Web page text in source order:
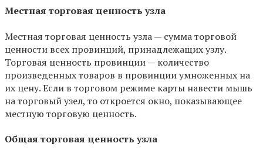
Местная торговая ценность узла
Местная торговая ценность узла — сумма торговой
ценности всех провинций, принадлежащих узлу.
Торговая ценность провинции — количество
произведенных товаров в провинции умноженных на
их цену. Если в торговом режиме карты навести мышь
на торговый узел, то откроется окно, показывающее
местную торговую ценность.
Общая торговая ценность узла